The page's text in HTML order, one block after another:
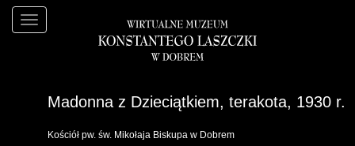
Madonna z Dzieciątkiem, terakota, 1930 r.
Kościół pw. św. Mikołaja Biskupa w Dobrem